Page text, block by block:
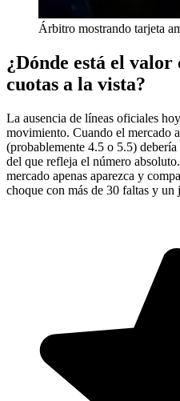
Árbitro mostrando tarjeta
¿Dónde está el valor
cuotas a la vista?
La ausencia de líneas oficiales
movimiento. Cuando el mercado
(probablemente 4.5 o 5.5)
del que refleja el número
mercado apenas aparezca y
choque con más de 30 faltas y un